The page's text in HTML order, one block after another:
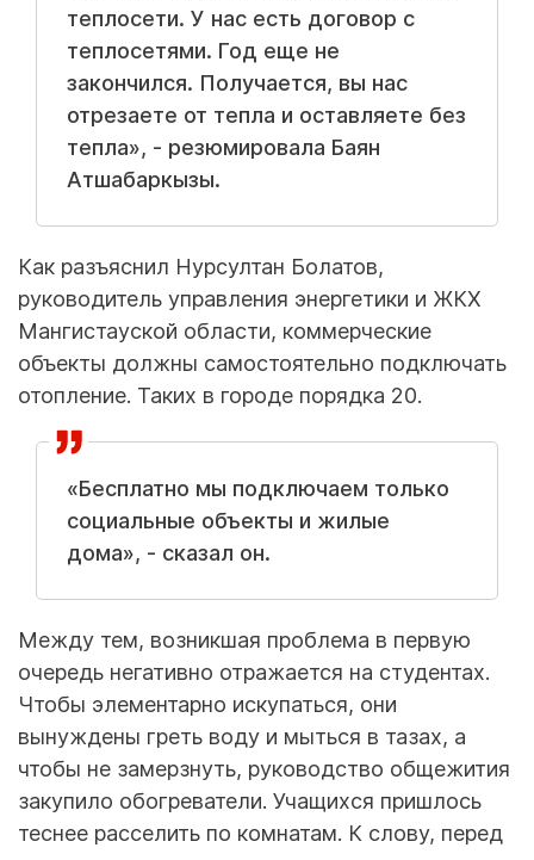
теплосети. У нас есть договор с
теплосетями. Год еще не
закончился. Получается, вы нас
отрезаете от тепла и оставляете без
тепла», - резюмировала Баян
Атшабаркызы.
Как разъяснил Нурсултан Болатов,
руководитель управления энергетики и ЖКХ
Мангистауской области, коммерческие
объекты должны самостоятельно подключать
отопление. Таких в городе порядка 20.
«Бесплатно мы подключаем только
социальные объекты и жилые
дома», - сказал он.
Между тем, возникшая проблема в первую
очередь негативно отражается на студентах.
Чтобы элементарно искупаться, они
вынуждены греть воду и мыться в тазах, а
чтобы не замерзнуть, руководство общежития
закупило обогреватели. Учащихся пришлось
теснее расселить по комнатам. К слову, перед